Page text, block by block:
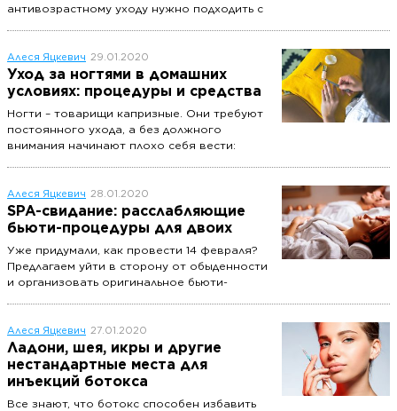
антивозрастному уходу нужно подходить с
Алеся Яцкевич 29.01.2020
Уход за ногтями в домашних
условиях: процедуры и средства
Ногти – товарищи капризные. Они требуют
постоянного ухода, а без должного
внимания начинают плохо себя вести:
выбирают долговременное покрытие, и
проблема визуально решается. Но не стоит
забывать о том, что ногти «устают» от гель-
Рассказываем, как ухаживать за ногтями
рук в домашних условиях.
Алеся Яцкевич 28.01.2020
SPA-свидание: расслабляющие
бьюти-процедуры для двоих
Уже придумали, как провести 14 февраля?
Предлагаем уйти в сторону от обыденности
и организовать оригинальное бьюти-
ему.
Алеся Яцкевич 27.01.2020
Ладони, шея, икры и другие
нестандартные места для
инъекций ботокса
Все знают, что ботокс способен избавить